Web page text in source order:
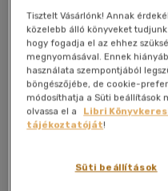
(10)
(5)
(2)
Online ár:2 000 Ft
Kosárba
Tisztelt Vásárlónk! Annak
közelebb álló könyveket
hogy fogadja el az ehhez
megnyomásával. Ennek
használata szempontjából
böngészőjébe, de cookie-
módosíthatja a Süti beállítások
olvassa el a
Libri
tájékoztatóját!
Süti beállítások